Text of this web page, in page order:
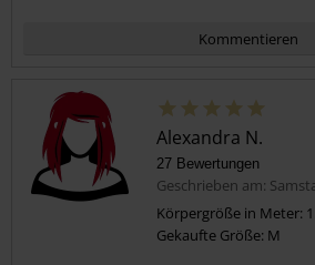
Kommentieren
Alexandra N.
27 Bewertungen
Geschrieben am:
Körpergröße in Meter:
Gekaufte Größe: M